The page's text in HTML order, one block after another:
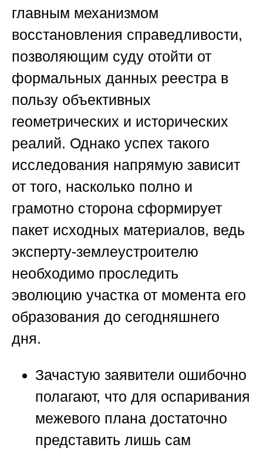
главным механизмом
восстановления справедливости,
позволяющим суду отойти от
формальных данных реестра в
пользу объективных
геометрических и исторических
реалий. Однако успех такого
исследования напрямую зависит
от того, насколько полно и
грамотно сторона сформирует
пакет исходных материалов, ведь
эксперту-землеустроителю
необходимо проследить
эволюцию участка от момента его
образования до сегодняшнего
дня.
Зачастую заявители ошибочно
полагают, что для оспаривания
межевого плана достаточно
представить лишь сам